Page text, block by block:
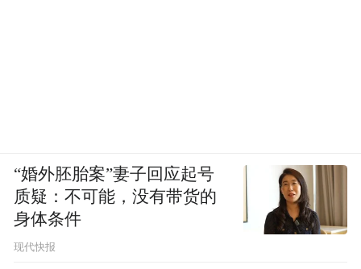
“婚外胚胎案”妻子回应起号
质疑：不可能，没有带货的
身体条件
现代快报